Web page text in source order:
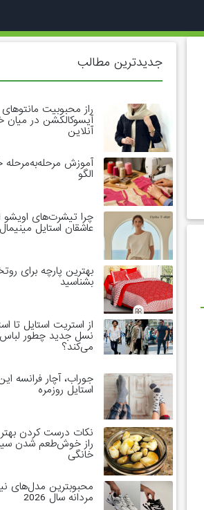
جدیدترین مطالب
راز محبوبیت مانتوهای
آیسوکالکشن در میان
آنلاین
آموزش
الگو
چرا تیشرت‌های اویشو
عاشقان استایل
بهترین پارچه برای
بشناسید
از استریت استایل تا
نسل جدید چطور لباس
می‌کند؟
جوراب، آچار فرانسه
استایل روزمره
نکات درست کردن
راز خوش‌طعم شدن
خانگی
محبوبترین مدل‌های
مردانه سال 2026